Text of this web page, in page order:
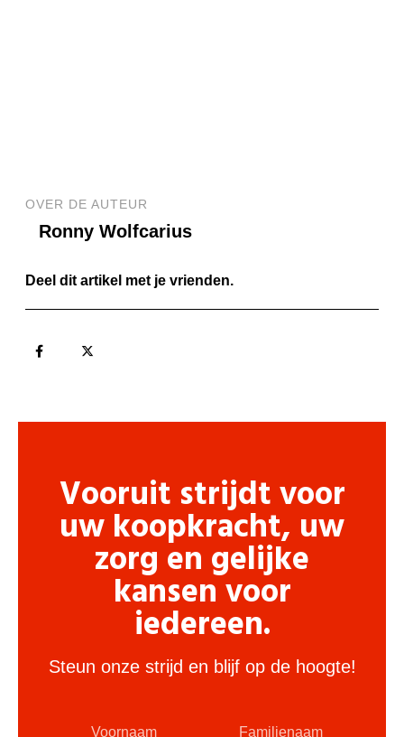
OVER DE AUTEUR
Ronny Wolfcarius
Deel dit artikel met je vrienden.
Vooruit strijdt voor
uw koopkracht, uw
zorg en gelijke
kansen voor
iedereen.
Steun onze strijd en blijf op de hoogte!